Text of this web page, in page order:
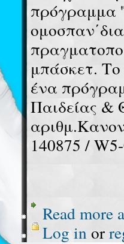
πρόγραμμα
μπάσκετ. Το
ένα
Παιδείας
140875 /
Read more
Log in or